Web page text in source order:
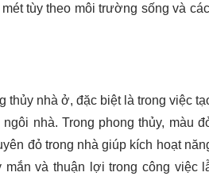
tùy theo môi trường sống và
nhà ở, đặc biệt là trong việc
nhà. Trong phong thủy, màu
đỏ trong nhà giúp kích hoạt
và thuận lợi trong công việc